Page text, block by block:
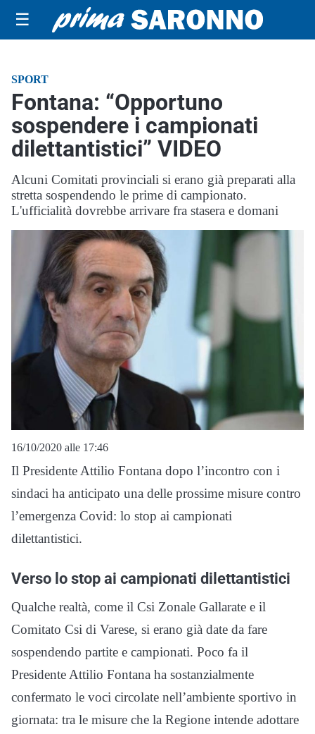
☰
SPORT
Fontana: “Opportuno
sospendere i campionati
dilettantistici” VIDEO
Alcuni Comitati provinciali si erano già preparati alla
stretta sospendendo le prime di campionato.
L'ufficialità dovrebbe arrivare fra stasera e domani
16/10/2020 alle 17:46
Il Presidente Attilio Fontana dopo l’incontro con i
sindaci ha anticipato una delle prossime misure contro
l’emergenza Covid: lo stop ai campionati
dilettantistici.
Verso lo stop ai campionati dilettantistici
Qualche realtà, come il Csi Zonale Gallarate e il
Comitato Csi di Varese, si erano già date da fare
sospendendo partite e campionati. Poco fa il
Presidente Attilio Fontana ha sostanzialmente
confermato le voci circolate nell’ambiente sportivo in
giornata: tra le misure che la Regione intende adottare